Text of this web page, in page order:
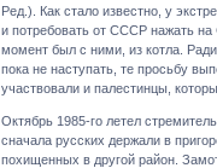
Ред.). Как стало известно, у
и потребовать от СССР нажать на
момент был с ними, из котла.
пока не наступать, те просьбу
участвовали и палестинцы,
Октябрь 1985-го летел
сначала русских держали в
похищенных в другой район.